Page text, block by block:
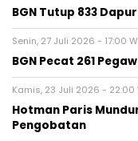
BGN Tutup 833
Senin, 27 Juli 2026 - 17:00
BGN Pecat 261
Kamis, 23 Juli 2026 - 22:00
Hotman Paris
Pengobatan